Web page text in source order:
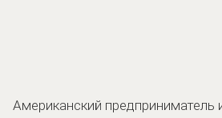
Американский предприниматель